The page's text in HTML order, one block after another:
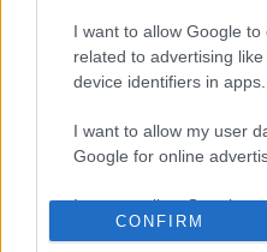
I want to allow Google to
related to advertising
device identifiers in apps.
I want to allow my user
Google for online
I want to allow Google to
personalized advertising.
CONFIRM
SEMJÉN ZSOLT: A
2021. július. 01. 18:03
A miniszterelnök-helyettes
CIGIT KÉRTEK A
AZTÁN AGYBA-FŐBE
Egy helyi szórakozóhelyről
sokkal később támadtak meg.